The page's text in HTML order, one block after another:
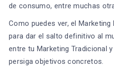
de consumo, entre muchas
Como puedes ver, el
para dar el salto definitivo al
entre tu Marketing Tradicional
persiga objetivos concretos.